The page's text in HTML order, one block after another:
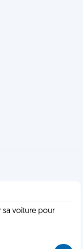
sa voiture pour